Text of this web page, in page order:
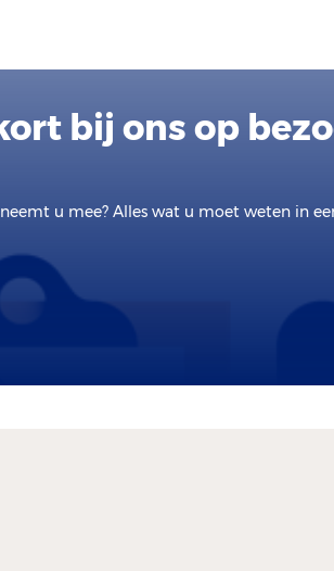
bij ons op
u mee? Alles wat u moet weten in